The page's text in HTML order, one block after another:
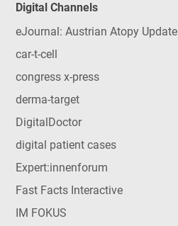
Digital Channels
eJournal: Austrian Atopy Update
car-t-cell
congress x-press
derma-target
DigitalDoctor
digital patient cases
Expert:innenforum
Fast Facts Interactive
IM FOKUS